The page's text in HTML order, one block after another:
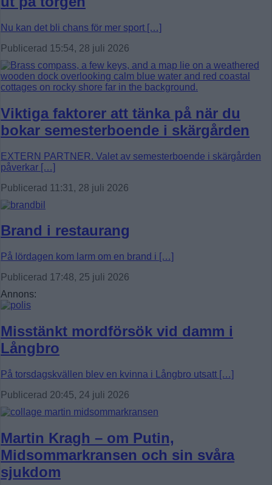
Nu kan det bli chans för mer sport […]
Publicerad 15:54, 28 juli 2026
Viktiga faktorer att tänka på när du
bokar semesterboende i skärgården
EXTERN PARTNER. Valet av semesterboende i skärgården
påverkar […]
Publicerad 11:31, 28 juli 2026
Brand i restaurang
På lördagen kom larm om en brand i […]
Publicerad 17:48, 25 juli 2026
Annons:
Misstänkt mordförsök vid damm i
Långbro
På torsdagskvällen blev en kvinna i Långbro utsatt […]
Publicerad 20:45, 24 juli 2026
Martin Kragh – om Putin,
Midsommarkransen och sin svåra
sjukdom